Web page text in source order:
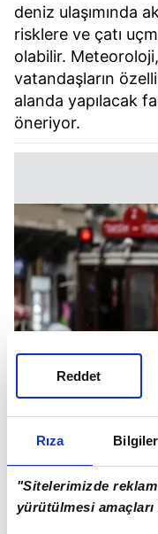
Rıza Bilgiler
"Sitelerimizde
yürütülmesi
Reddet
deniz ulaşımında
risklere ve çatı
olabilir.
vatandaşların
alanda yapılacak
öneriyor.
SICAKLIKLAR